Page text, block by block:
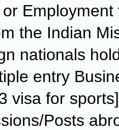
Employment
the Indian
nationals
entry
visa for
Posts